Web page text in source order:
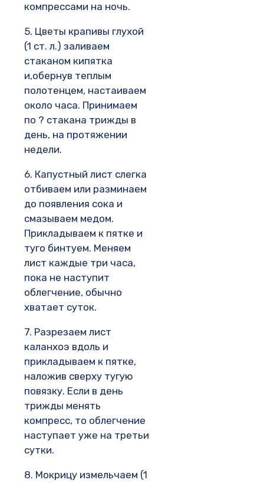
компрессами на ночь.
5. Цветы крапивы глухой
(1 ст. л.) заливаем
стаканом кипятка
и,обернув теплым
полотенцем, настаиваем
около часа. Принимаем
по ? стакана трижды в
день, на протяжении
недели.
6. Капустный лист слегка
отбиваем или разминаем
до появления сока и
смазываем медом.
Прикладываем к пятке и
туго бинтуем. Меняем
лист каждые три часа,
пока не наступит
облегчение, обычно
хватает суток.
7. Разрезаем лист
каланхоэ вдоль и
прикладываем к пятке,
наложив сверху тугую
повязку. Если в день
трижды менять
компресс, то облегчение
наступает уже на третьи
сутки.
8. Мокрицу измельчаем (1